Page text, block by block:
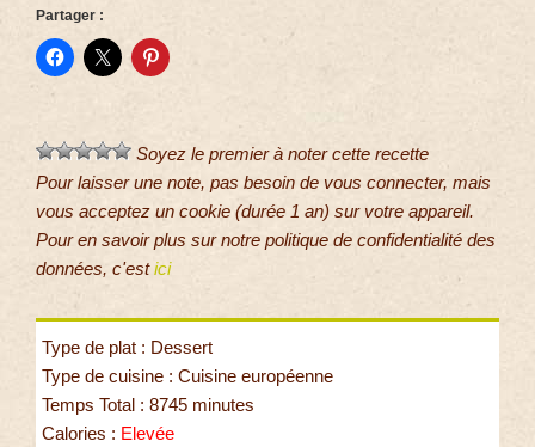
Partager :
Soyez le premier à noter cette recette
Pour laisser une note, pas besoin de vous connecter, mais
vous acceptez un cookie (durée 1 an) sur votre appareil.
Pour en savoir plus sur notre politique de confidentialité des
données, c'estici
Type de plat : Dessert
Type de cuisine : Cuisine européenne
Temps Total : 8745 minutes
Calories : Elevée